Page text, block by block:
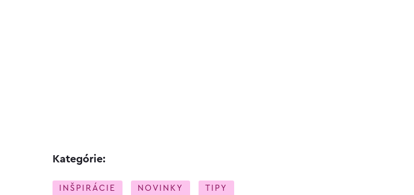
Kategórie:
INŠPIRÁCIE NOVINKY TIPY